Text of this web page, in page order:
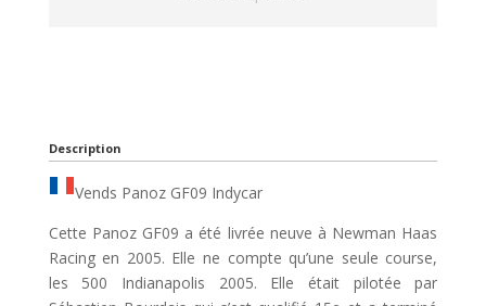
Description
Vends Panoz GF09 Indycar
Cette Panoz GF09 a été livrée neuve à Newman Haas
Racing en 2005. Elle ne compte qu’une seule course,
les 500 Indianapolis 2005. Elle était pilotée par